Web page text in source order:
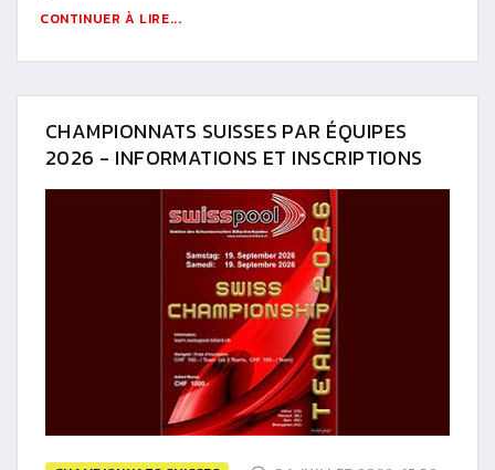
CONTINUER À LIRE...
CHAMPIONNATS SUISSES PAR ÉQUIPES
2026 - INFORMATIONS ET INSCRIPTIONS